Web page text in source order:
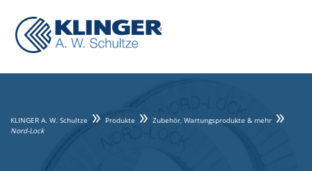
KLINGER A. W. Schultze Produkte
Zubehör, Wartungsprodukte & mehr
Nord-Lock